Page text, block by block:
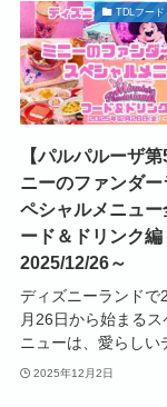
TDLフー
【パルパルーザ第
ニーのファンダー
ペシャルメニュー
ード＆ドリンク編
2025/12/26～
ディズニーランドで
月26日から始まるス
ニューは、愛らしい
2025年12月2日